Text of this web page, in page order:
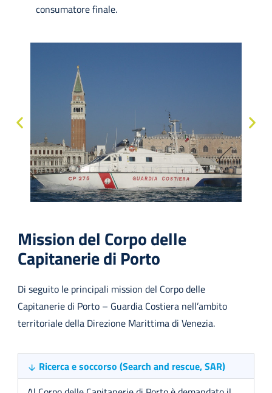
consumatore finale.
Mission del Corpo delle
Capitanerie di Porto
Di seguito le principali mission del Corpo delle
Capitanerie di Porto – Guardia Costiera nell’ambito
territoriale della Direzione Marittima di Venezia.
Ricerca e soccorso (Search and rescue, SAR)